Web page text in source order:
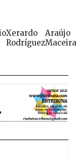
Xerardo
Rodríguez
Araújo
Maceira